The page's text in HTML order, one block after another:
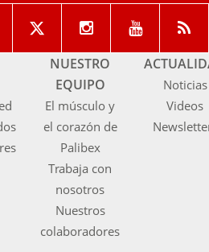
NUESTRO
EQUIPO
El músculo y
el corazón de
Palibex
Trabaja con
nosotros
Nuestros
colaboradores
Noticias
Videos